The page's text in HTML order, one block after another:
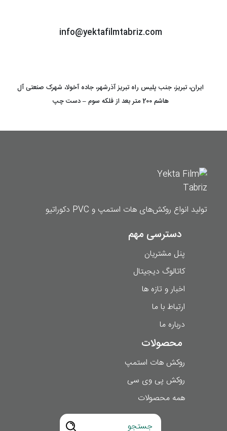
info@yektafilmtabriz.com
ایران، تبریز، جنب پلیس راه تبریز آذرشهر، جاده آخولا، شهرک صنعتی آل
هاشم 200 متر بعد از فلکه سوم – دست چپ
تولید انواع روکش‌های هات استمپ و PVC دکوراتیو
دسترسی مهم
پنل مشتریان
کاتالوگ دیجیتال
اخبار و تازه ها
ارتباط با ما
درباره ما
محصولات
روکش هات استمپ
روکش پی وی سی
همه محصولات